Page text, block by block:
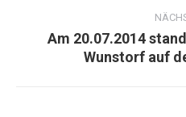
Am 20.07.2014
Wunstorf auf